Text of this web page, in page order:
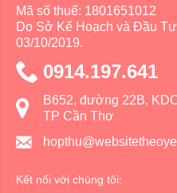
Mã số thuế: 1801651012
Do Sở Kế Hoạch và Đầu
03/10/2019.
0914.197.641
B652, đường 22B,
TP Cần Thơ
Kết nối với chúng tôi: